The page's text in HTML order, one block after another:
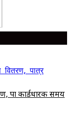
पात्र कार्डधारक समय